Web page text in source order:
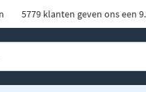
5779 klanten geven ons een